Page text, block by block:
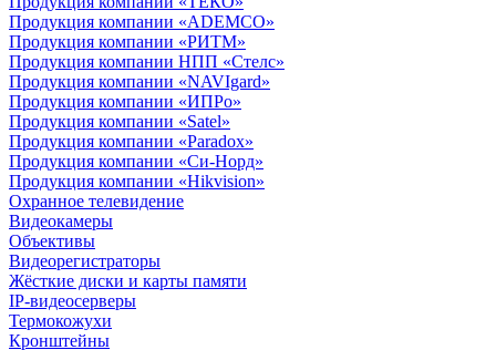
Продукция компании «ADEMCO»
Продукция компании «РИТМ»
Продукция компании НПП «Стелс»
Продукция компании «NAVIgard»
Продукция компании «ИПРо»
Продукция компании «Satel»
Продукция компании «Paradox»
Продукция компании «Си-Норд»
Продукция компании «Hikvision»
Охранное телевидение
Видеокамеры
Объективы
Видеорегистраторы
Жёсткие диски и карты памяти
IP-видеосерверы
Термокожухи
Кронштейны